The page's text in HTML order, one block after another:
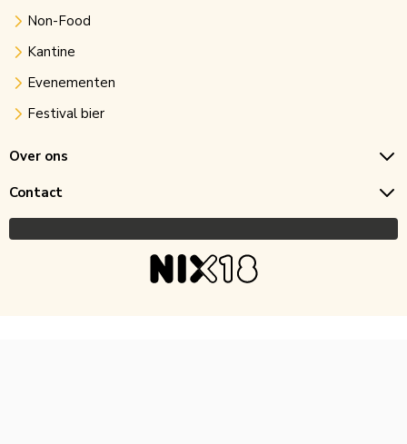
Non-Food
Kantine
Evenementen
Festival bier
Over ons
Contact